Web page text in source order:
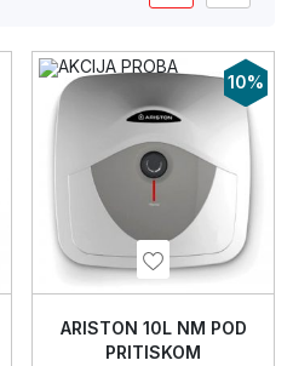
10%
ARISTON 10L NM POD
PRITISKOM